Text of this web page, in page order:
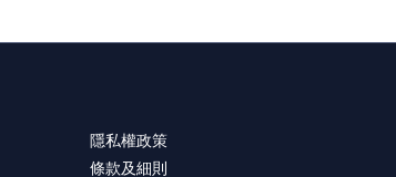
隱私權政策
條款及細則